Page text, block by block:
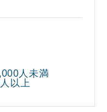
人未満
以上